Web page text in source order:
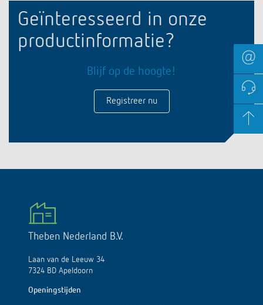
Geïnteresseerd in onze
productinformatie?
Blijf op de hoogte!
Registreer nu
Theben Nederland B.V.
Laan van de Leeuw 34
7324 BD Apeldoorn
Openingstijden